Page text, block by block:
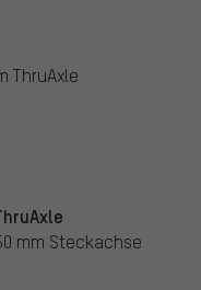
ThruAxle
mm Steckachse